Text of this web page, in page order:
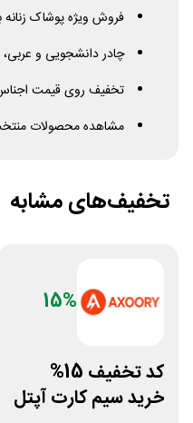
فروش ویژه پوشاک
چادر دانشجویی و
تخفیف روی قیمت اجناس
مشاهده محصولات
تخفیف‌های مشابه
15%
کد تخفیف 15%
خرید سیم کارت آپتل